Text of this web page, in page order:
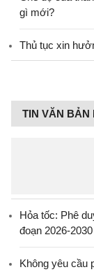
gì mới?
Thủ tục xin
TIN VĂN BẢN
Hỏa tốc: Phê
đoạn 2026-
Không yêu cầu